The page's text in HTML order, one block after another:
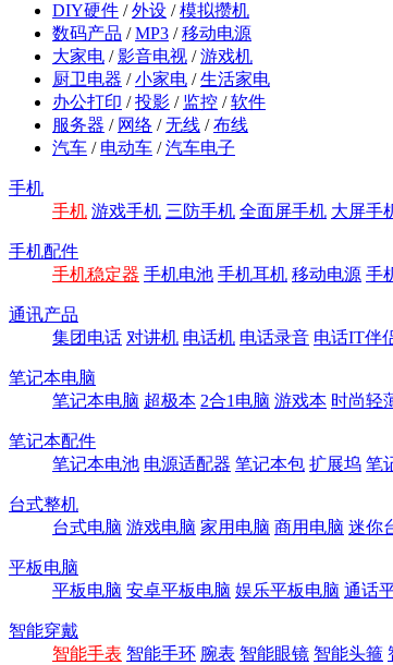
DIY硬件 /外设 /模拟攒机
数码产品 /MP3 /移动电源
大家电 /影音电视 /游戏机
厨卫电器 /小家电 /生活家电
办公打印 /投影 / 监控 /软件
服务器 / 网络 /无线 /布线
汽车 / 电动车 /汽车电子
手机
手机 游戏手机 三防手机 全面屏手机 大屏手
手机配件
手机稳定器 手机电池 手机耳机 移动电源 手
通讯产品
集团电话 对讲机 电话机 电话录音 电话IT伴
笔记本电脑
笔记本电脑 超极本 2合1电脑 游戏本 时尚轻
笔记本配件
笔记本电池 电源适配器 笔记本包 扩展坞 笔
台式整机
台式电脑 游戏电脑 家用电脑 商用电脑 迷你
平板电脑
平板电脑 安卓平板电脑 娱乐平板电脑 通话
智能穿戴
智能手表 智能手环 腕表 智能眼镜 智能头箍